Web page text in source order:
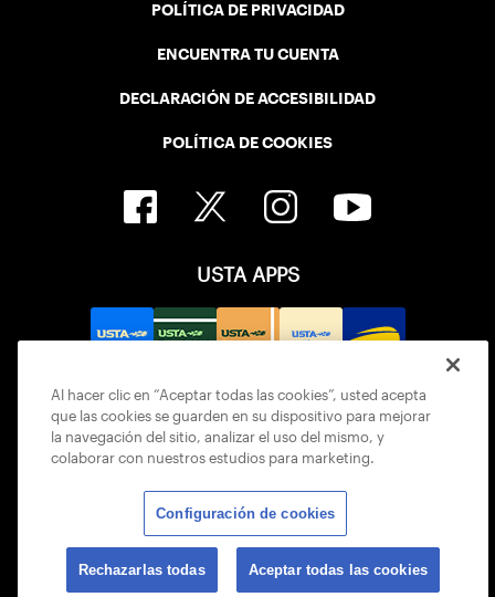
POLÍTICA DE PRIVACIDAD
ENCUENTRA TU CUENTA
DECLARACIÓN DE ACCESIBILIDAD
POLÍTICA DE COOKIES
USTA APPS
© 2026 USTA ALL RIGHTS RESERVED
Al hacer clic en “Aceptar todas las cookies”, usted acepta
que las cookies se guarden en su dispositivo para mejorar
la navegación del sitio, analizar el uso del mismo, y
colaborar con nuestros estudios para marketing.
Configuración de cookies
Rechazarlas todas Aceptar todas las cookies